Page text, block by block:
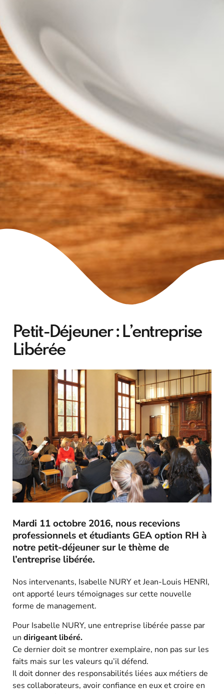
Petit-Déjeuner : L’entreprise
Libérée
Mardi 11 octobre 2016, nous recevions
professionnels et étudiants GEA option RH à
notre petit-déjeuner sur le thème de
l’entreprise libérée.
Nos intervenants, Isabelle NURY et Jean-Louis HENRI,
ont apporté leurs témoignages sur cette nouvelle
forme de management.
Pour Isabelle NURY, une entreprise libérée passe par
un dirigeant libéré.
Ce dernier doit se montrer exemplaire, non pas sur les
faits mais sur les valeurs qu’il défend.
Il doit donner des responsabilités liées aux métiers de
ses collaborateurs, avoir confiance en eux et croire en